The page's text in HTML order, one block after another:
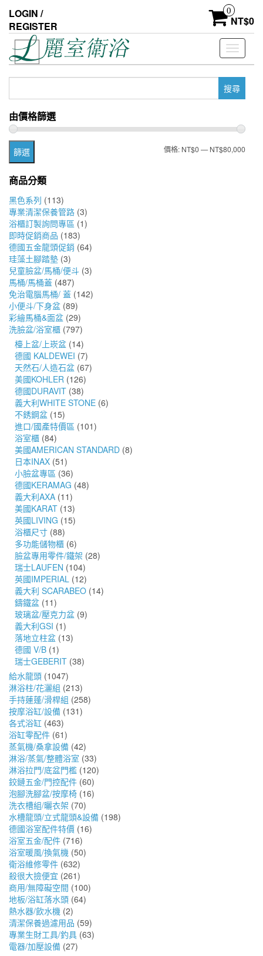
the
content
LOGIN /
REGISTER
0
NT$0
Toggle
鍵
字:
由價格篩選
最最
篩選 價格: NT$0—NT$80,000
商品分類
黑色系列 (113)
專業清潔保養管路 (3)
浴櫃訂製詢問專區 (1)
即時促銷商品 (183)
德國五金龍頭促銷 (64)
珪藻土腳踏墊 (3)
兒童臉盆/馬桶/便斗 (3)
馬桶/馬桶蓋 (487)
免治電腦馬桶/ 蓋 (142)
小便斗/下身盆 (89)
彩繪馬桶&面盆 (29)
洗臉盆/浴室櫃 (797)
檯上盆/上崁盆 (14)
德國 KALDEWEI (7)
天然石/人造石盆 (67)
美國KOHLER (126)
德國DURAVIT (38)
義大利WHITE STONE (6)
不銹鋼盆 (15)
進口/國產特價區 (101)
浴室櫃 (84)
美國AMERICAN STANDARD (8)
日本INAX (51)
小臉盆專區 (36)
德國KERAMAG (48)
義大利AXA (11)
美國KARAT (13)
英國LIVING (15)
浴櫃尺寸 (88)
多功能儲物櫃 (6)
臉盆專用零件/鐵架 (28)
瑞士LAUFEN (104)
英國IMPERIAL (12)
義大利 SCARABEO (14)
鑄鐵盆 (11)
玻璃盆/壓克力盆 (9)
義大利GSI (1)
落地立柱盆 (13)
德國 V/B (1)
瑞士GEBERIT (38)
給水龍頭 (1047)
淋浴柱/花灑組 (213)
手持蓮蓬/滑桿組 (258)
按摩浴缸/設備 (131)
各式浴缸 (463)
浴缸零配件 (61)
蒸氣機/桑拿設備 (42)
淋浴/蒸氣/整體浴室 (33)
淋浴拉門/底盆門檻 (120)
鉸鏈五金/門控配件 (60)
泡腳洗腳盆/按摩椅 (16)
洗衣槽組/曬衣架 (70)
水槽龍頭/立式龍頭&設備 (198)
德國浴室配件特價 (16)
浴室五金/配件 (716)
浴室暖風/換氣機 (50)
衛浴維修零件 (632)
殺很大撿便宜 (261)
商用/無障礙空間 (100)
地板/浴缸落水頭 (64)
熱水器/飲水機 (2)
清潔保養過濾用品 (59)
專業生財工具/釣具 (63)
電器/加壓設備 (27)